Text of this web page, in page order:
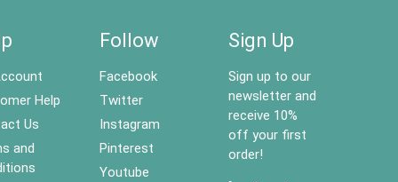
Help
Us
and
Follow
Facebook
Twitter
Instagram
Pinterest
Youtube
Sign Up
Sign up to our
newsletter and
receive 10%
off your first
order!